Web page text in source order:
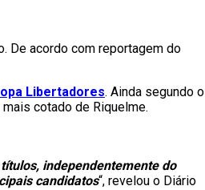
De acordo com reportagem do
Libertadores. Ainda segundo o
mais cotado de Riquelme.
independentemente do
candidatos“, revelou o Diário